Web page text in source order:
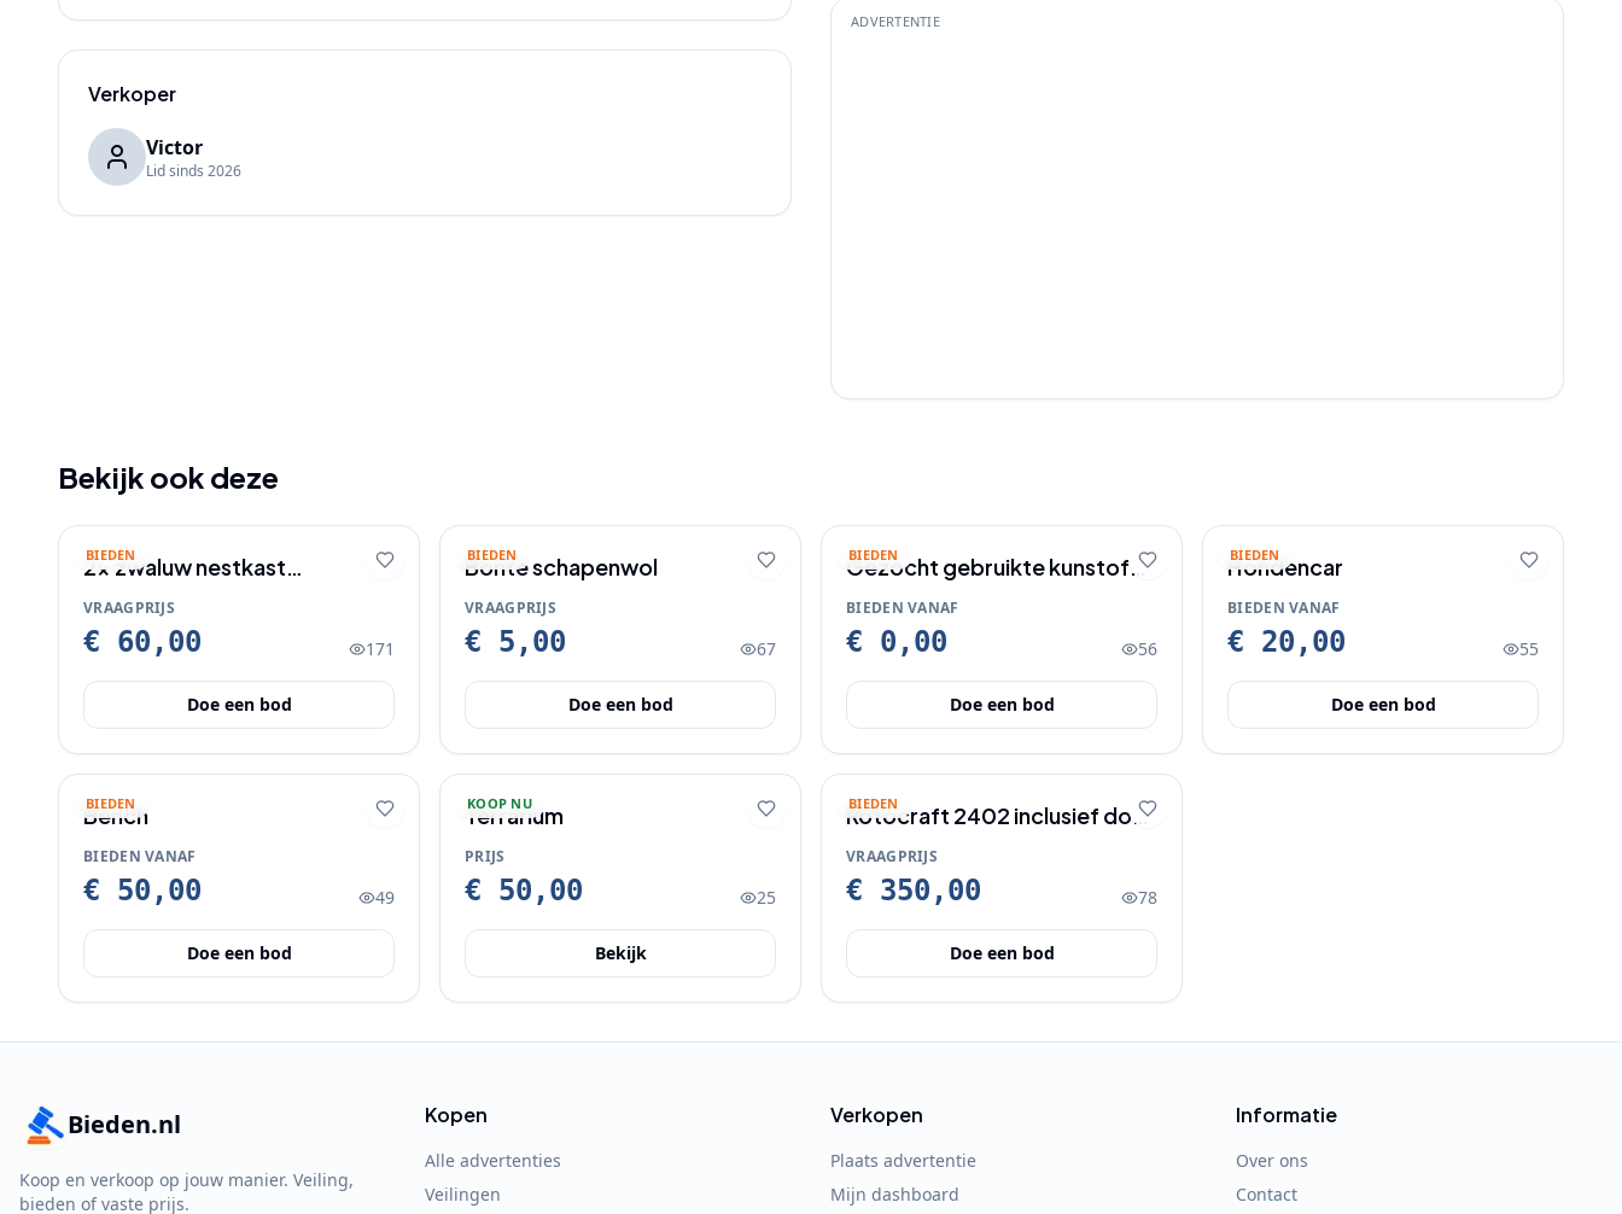
Verkoper
Victor
Lid sinds 2026
ADVERTENTIE
Bekijk ook deze
BIEDEN
2x zwaluw nestkast
woodstone
VRAAGPRIJS
€ 60,00 171
Doe een bod
BIEDEN
Bonte schapenwol
VRAAGPRIJS
€ 5,00 67
Doe een bod
BIEDEN
Gezocht gebruikte kunstof
bakken
BIEDEN VANAF
€ 0,00 56
Doe een bod
BIEDEN
Hondencar
BIEDEN VANAF
€ 20,00 55
Doe een bod
BIEDEN
Bench
BIEDEN VANAF
€ 50,00 49
Doe een bod
KOOP NU
Terrarium
PRIJS
€ 50,00 25
Bekijk
BIEDEN
Rotocraft 2402 inclusief doos
en certificaat
VRAAGPRIJS
€ 350,00 78
Doe een bod
Bieden.nl
Koop en verkoop op jouw manier. Veiling,
bieden of vaste prijs.
Kopen
Alle advertenties
Veilingen
Verkopen
Plaats advertentie
Mijn dashboard
Informatie
Over ons
Contact